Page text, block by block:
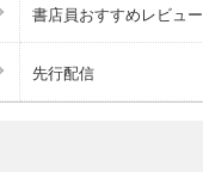
書店員おすすめレビュー
先行配信